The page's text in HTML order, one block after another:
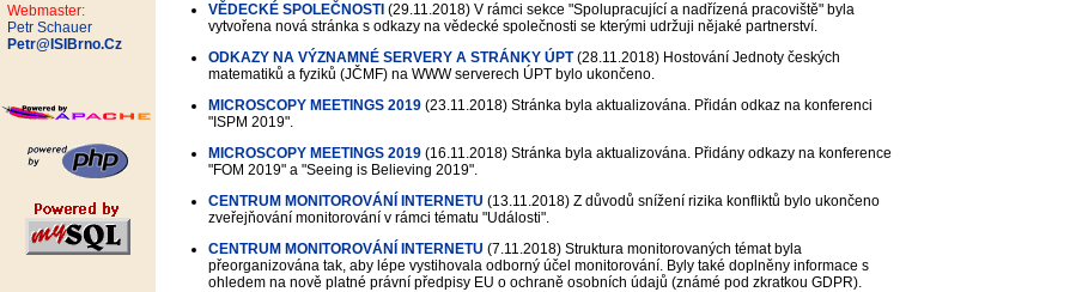
Webmaster:
Petr Schauer
Petr@ISIBrno.Cz
VĚDECKÉ SPOLEČNOSTI (29.11.2018) V rámci sekce "Spolupracující a nadřízená pracoviště" byla
vytvořena nová stránka s odkazy na vědecké společnosti se kterými udržuji nějaké partnerství.
ODKAZY NA VÝZNAMNÉ SERVERY A STRÁNKY ÚPT(28.11.2018) Hostování Jednoty českých
matematiků a fyziků (JČMF) na WWW serverech ÚPT bylo ukončeno.
MICROSCOPY MEETINGS 2019 (23.11.2018) Stránka byla aktualizována. Přidán odkaz na konferenci
"ISPM 2019".
MICROSCOPY MEETINGS 2019 (16.11.2018) Stránka byla aktualizována. Přidány odkazy na konference
"FOM 2019" a "Seeing is Believing 2019".
CENTRUM MONITOROVÁNÍ INTERNETU (13.11.2018) Z důvodů snížení rizika konfliktů bylo ukončeno
zveřejňování monitorování v rámci tématu "Události".
CENTRUM MONITOROVÁNÍ INTERNETU (7.11.2018) Struktura monitorovaných témat byla
přeorganizována tak, aby lépe vystihovala odborný účel monitorování. Byly také doplněny informace s
ohledem na nově platné právní předpisy EU o ochraně osobních údajů (známé pod zkratkou GDPR).